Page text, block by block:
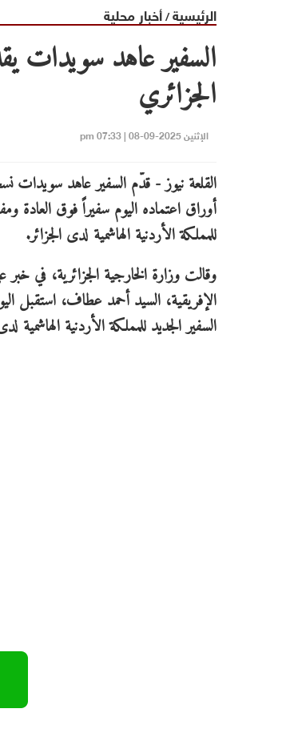
الرئيسية/أخبار محلية
السفير عاهد سويدات
الجزائري
الإثنين 2025-09-08 | 07:33 pm
القلعة نيوز - قدّم السفير عاهد سويدات
أوراق اعتماده اليوم سفيراً فوق العادة
للمملكة الأردنية الهاشمية لدى الجزائر.
وقالت وزارة الخارجية الجزائرية، في خبر
الإفريقية، السيد أحمد عطاف، استقبل
السفير الجديد للمملكة الأردنية الهاشمية